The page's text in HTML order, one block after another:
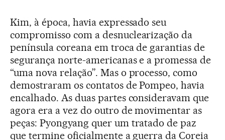
Kim, à época, havia expressado seu
compromisso com a desnuclearização da
península coreana em troca de garantias de
segurança norte-americanas e a promessa de
“uma nova relação”. Mas o processo, como
demostraram os contatos de Pompeo, havia
encalhado. As duas partes consideravam que
agora era a vez do outro de movimentar as
peças: Pyongyang quer um tratado de paz
que termine oficialmente a guerra da Coreia